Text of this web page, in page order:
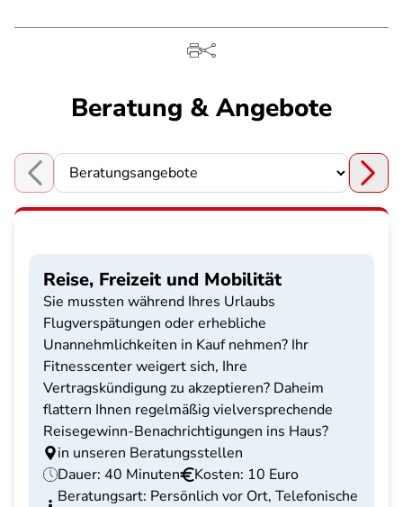
Beratung & Angebote
Choose a section
Reise, Freizeit und Mobilität
Sie mussten während Ihres Urlaubs
Flugverspätungen oder erhebliche
Unannehmlichkeiten in Kauf nehmen? Ihr
Fitnesscenter weigert sich, Ihre
Vertragskündigung zu akzeptieren? Daheim
flattern Ihnen regelmäßig vielversprechende
Reisegewinn-Benachrichtigungen ins Haus?
in unseren Beratungsstellen
Dauer: 40 Minuten
Kosten: 10 Euro
Beratungsart: Persönlich vor Ort, Telefonische